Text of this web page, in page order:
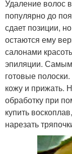
Удаление волос
популярно до
сдает позиции,
остаются ему
салонами
эпиляции.
готовые
кожу и прижать.
обработку при
купить
нарезать